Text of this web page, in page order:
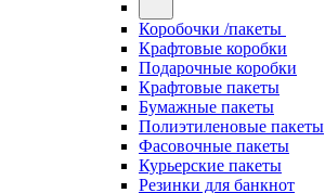
Коробочки /пакеты
Крафтовые коробки
Подарочные коробки
Крафтовые пакеты
Бумажные пакеты
Полиэтиленовые пакеты
Фасовочные пакеты
Курьерские пакеты
Резинки для банкнот